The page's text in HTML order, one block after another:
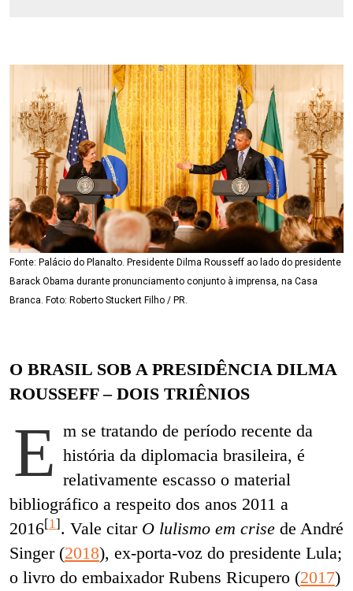
Fonte: Palácio do Planalto. Presidente Dilma Rousseff ao lado do presidente
Barack Obama durante pronunciamento conjunto à imprensa, na Casa
Branca. Foto: Roberto Stuckert Filho / PR.
O BRASIL SOB A PRESIDÊNCIA DILMA
ROUSSEFF – DOIS TRIÊNIOS
E m se tratando de período recente da
história da diplomacia brasileira, é
relativamente escasso o material
bibliográfico a respeito dos anos 2011 a
2016[1]. Vale citar O lulismo em crise de André
Singer (2018), ex-porta-voz do presidente Lula;
o livro do embaixador Rubens Ricupero (2017)